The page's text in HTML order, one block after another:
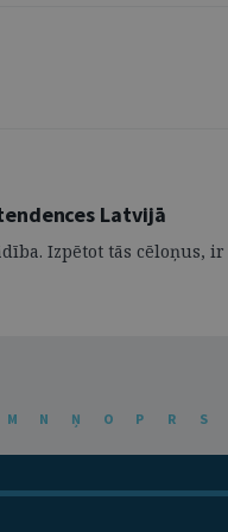
Latvijā
Izpētot tās
M N Ņ O P R S